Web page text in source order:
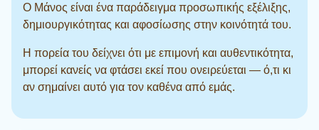
Ο Μάνος είναι ένα παράδειγμα προσωπικής εξέλιξης,
δημιουργικότητας και αφοσίωσης στην κοινότητά του.
Η πορεία του δείχνει ότι με επιμονή και αυθεντικότητα,
μπορεί κανείς να φτάσει εκεί που ονειρεύεται — ό,τι κι
αν σημαίνει αυτό για τον καθένα από εμάς.